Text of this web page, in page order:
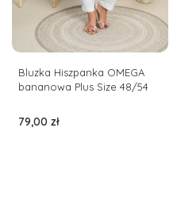
Bluzka Hiszpanka OMEGA
bananowa Plus Size 48/54
Cena
79,00 zł